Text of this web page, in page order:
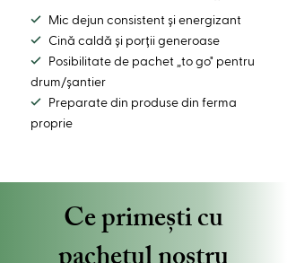
✓Mic dejun consistent și energizant
✓Cină caldă și porții generoase
✓Posibilitate de pachet „to go" pentru
drum/șantier
✓
Preparate din produse din ferma
proprie
Ce primești cu